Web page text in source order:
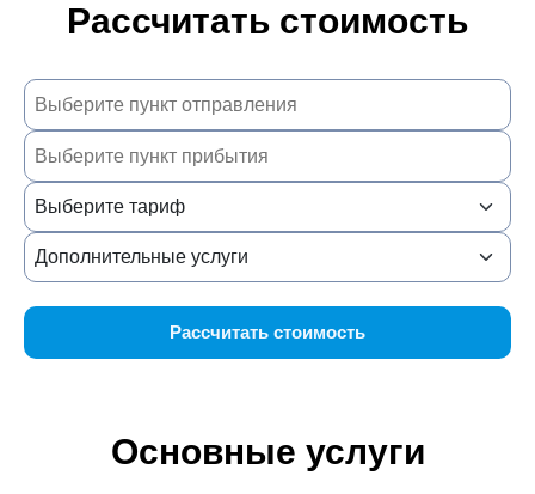
Рассчитать стоимость
Рассчитать стоимость
Основные услуги